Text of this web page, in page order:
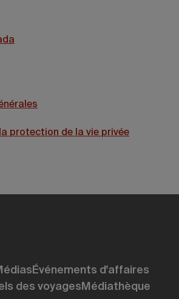
protection de la vie privée
Événements d'affaires
des voyages Médiathèque